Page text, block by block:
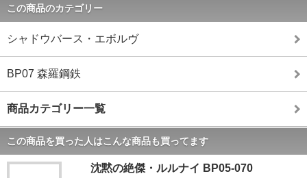
この商品のカテゴリー
シャドウバース・エボルヴ
BP07 森羅鋼鉄
商品カテゴリー一覧
この商品を買った人はこんな商品も買ってます
沈黙の絶傑・ルルナイ BP05-070